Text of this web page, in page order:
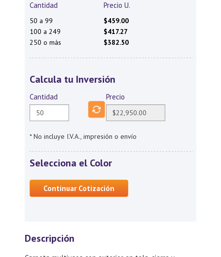
Cantidad Precio U.
50 a 99
$459.00
100 a 249
$417.27
250 o más
$382.50
Calcula tu Inversión
Cantidad Precio
* No incluye I.V.A., impresión o envío
Selecciona el Color
Continuar Cotización
Descripción